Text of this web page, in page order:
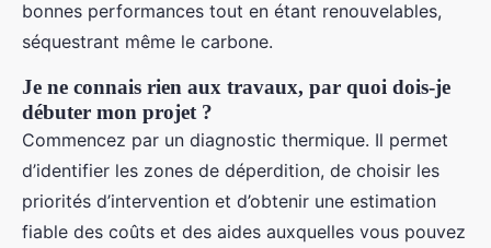
bonnes performances tout en étant renouvelables,
séquestrant même le carbone.
Je ne connais rien aux travaux, par quoi dois-je
débuter mon projet ?
Commencez par un diagnostic thermique. Il permet
d’identifier les zones de déperdition, de choisir les
priorités d’intervention et d’obtenir une estimation
fiable des coûts et des aides auxquelles vous pouvez